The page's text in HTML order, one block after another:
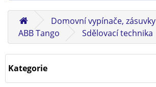
Domovní vypínače, zásuvky
ABB Tango
Sdělovací technika
Kategorie